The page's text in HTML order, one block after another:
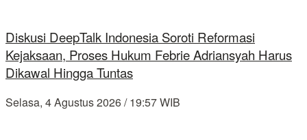
Diskusi DeepTalk Indonesia Soroti Reformasi
Kejaksaan, Proses Hukum Febrie Adriansyah Harus
Dikawal Hingga Tuntas
Selasa, 4 Agustus 2026 / 19:57 WIB